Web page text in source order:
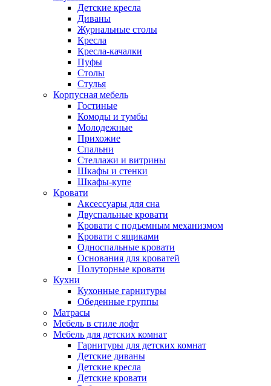
Детские кресла
Диваны
Журнальные столы
Кресла
Кресла-качалки
Пуфы
Столы
Стулья
Корпусная мебель
Гостиные
Комоды и тумбы
Молодежные
Прихожие
Спальни
Стеллажи и витрины
Шкафы и стенки
Шкафы-купе
Кровати
Аксессуары для сна
Двуспальные кровати
Кровати с подъемным механизмом
Кровати с ящиками
Односпальные кровати
Основания для кроватей
Полуторные кровати
Кухни
Кухонные гарнитуры
Обеденные группы
Матрасы
Мебель в стиле лофт
Мебель для детских комнат
Гарнитуры для детских комнат
Детские диваны
Детские кресла
Детские кровати